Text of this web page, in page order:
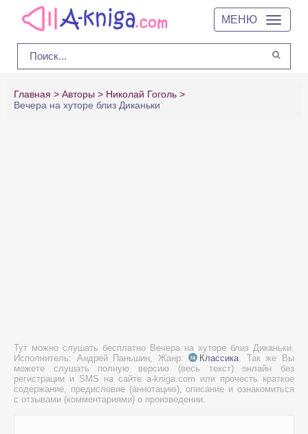
МЕНЮ
Главная Авторы
Николай Гоголь
Вечера на хуторе близ Диканьки
Тут можно слушать бесплатно Вечера на хуторе близ Диканьки.
Исполнитель: Андрей Паньшин, Жанр:
Классика. Так же Вы
можете слушать полную версию (весь текст) онлайн без
регистрации и SMS на сайте a-kniga.com или прочесть краткое
содержание, предисловие (аннотацию), описание и ознакомиться
с отзывами (комментариями) о произведении.